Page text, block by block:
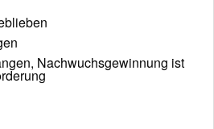
Nachwuchsgewinnung ist